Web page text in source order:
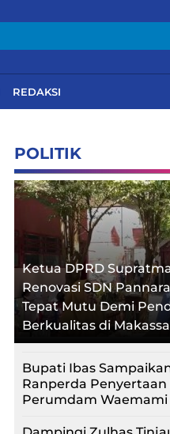
REDAKSI
POLITIK
Ketua DPRD
Renovasi SDN
Tepat Mutu Demi
Berkualitas di
Bupati Ibas
Ranperda Penyertaan
Perumdam Waemami